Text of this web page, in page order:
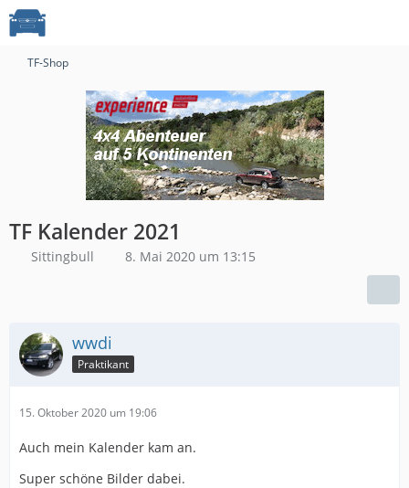
TF-Shop
TF Kalender 2021
Sittingbull 8. Mai 2020 um 13:15
wwdi
Praktikant
15. Oktober 2020 um 19:06
Auch mein Kalender kam an.
Super schöne Bilder dabei.